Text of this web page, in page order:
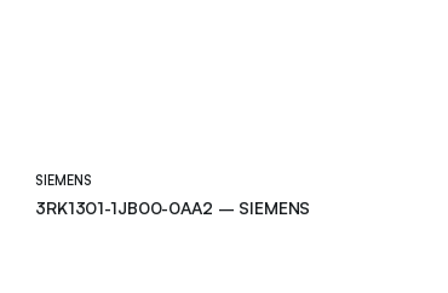
SIEMENS
3RK1301-1JB00-0AA2 – SIEMENS